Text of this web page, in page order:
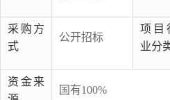
采购方
式
公开招标
项目
业分
资金来
国有100%